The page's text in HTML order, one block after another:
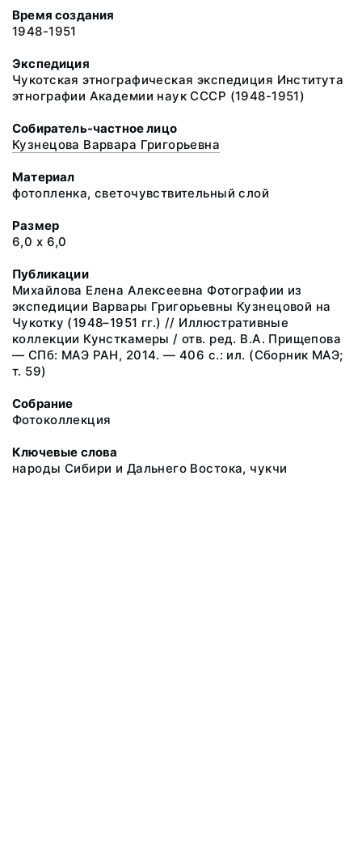
Время создания
1948-1951
Экспедиция
Чукотская этнографическая экспедиция Института
этнографии Академии наук СССР (1948-1951)
Собиратель-частное лицо
Кузнецова Варвара Григорьевна
Материал
фотопленка, светочувствительный слой
Размер
6,0 х 6,0
Публикации
Михайлова Елена Алексеевна Фотографии из
экспедиции Варвары Григорьевны Кузнецовой на
Чукотку (1948–1951 гг.) // Иллюстративные
коллекции Кунсткамеры / отв. ред. В.А. Прищепова
— СПб: МАЭ РАН, 2014. — 406 с.: ил. (Сборник МАЭ;
т. 59)
Собрание
Фотоколлекция
Ключевые слова
народы Сибири и Дальнего Востока, чукчи